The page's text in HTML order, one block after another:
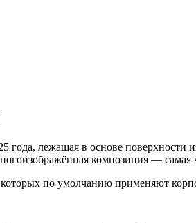
лежащая в основе поверхности
композиция — самая
по умолчанию применяют